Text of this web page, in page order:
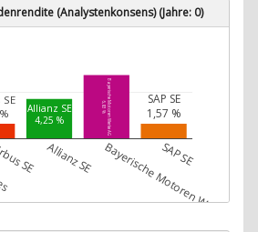
(Analystenkonsens) (Jahre: 0)
Allianz SE
4,25 % Bayerische Motoren Werke AG
6,83 % SAP SE
1,57 %
SE Allianz SE Bayerische Motoren Werke AG
SAP SE